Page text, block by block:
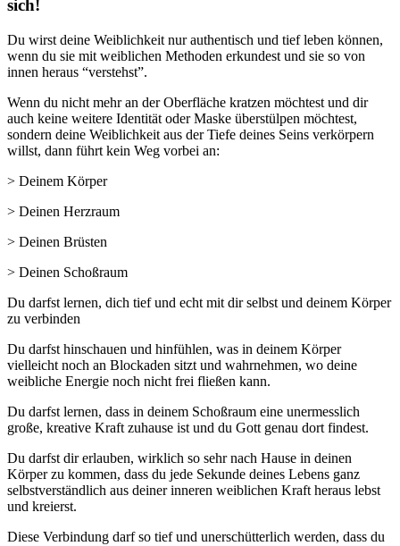
sich!
Du wirst deine Weiblichkeit nur authentisch und tief leben können,
wenn du sie mit weiblichen Methoden erkundest und sie so von
innen heraus “verstehst”.
Wenn du nicht mehr an der Oberfläche kratzen möchtest und dir
auch keine weitere Identität oder Maske überstülpen möchtest,
sondern deine Weiblichkeit aus der Tiefe deines Seins verkörpern
willst, dann führt kein Weg vorbei an:
> Deinem Körper
> Deinen Herzraum
> Deinen Brüsten
> Deinen Schoßraum
Du darfst lernen, dich tief und echt mit dir selbst und deinem Körper
zu verbinden
Du darfst hinschauen und hinfühlen, was in deinem Körper
vielleicht noch an Blockaden sitzt und wahrnehmen, wo deine
weibliche Energie noch nicht frei fließen kann.
Du darfst lernen, dass in deinem Schoßraum eine unermesslich
große, kreative Kraft zuhause ist und du Gott genau dort findest.
Du darfst dir erlauben, wirklich so sehr nach Hause in deinen
Körper zu kommen, dass du jede Sekunde deines Lebens ganz
selbstverständlich aus deiner inneren weiblichen Kraft heraus lebst
und kreierst.
Diese Verbindung darf so tief und unerschütterlich werden, dass du